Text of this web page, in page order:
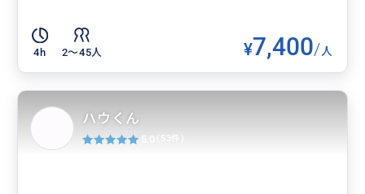
4h 2〜45人 ¥7,400/人
ハウくん
5.0 (53件)